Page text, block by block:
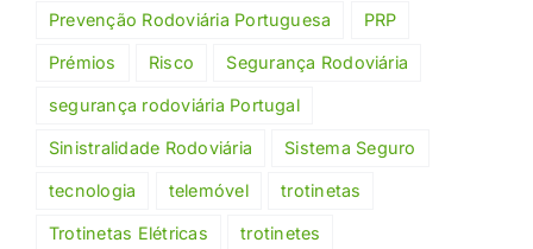
Prevenção Rodoviária Portuguesa PRP
Prémios Risco Segurança Rodoviária
segurança rodoviária Portugal
Sinistralidade Rodoviária Sistema Seguro
tecnologia telemóvel trotinetas
Trotinetas Elétricas trotinetes